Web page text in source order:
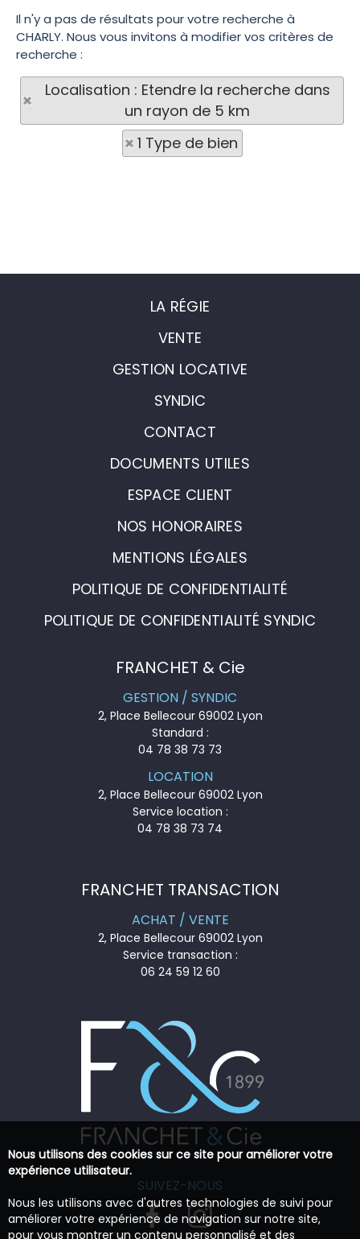
Il n'y a pas de résultats pour votre recherche à
CHARLY. Nous vous invitons à modifier vos critères de
recherche :
Localisation : Etendre la recherche dans
un rayon de 5 km
1 Type de bien
LA RÉGIE
VENTE
GESTION LOCATIVE
SYNDIC
CONTACT
DOCUMENTS UTILES
ESPACE CLIENT
NOS HONORAIRES
MENTIONS LÉGALES
POLITIQUE DE CONFIDENTIALITÉ
POLITIQUE DE CONFIDENTIALITÉ SYNDIC
FRANCHET & Cie
GESTION / SYNDIC
2, Place Bellecour 69002 Lyon
Standard :
04 78 38 73 73
LOCATION
2, Place Bellecour 69002 Lyon
Service location :
04 78 38 73 74
FRANCHET TRANSACTION
ACHAT / VENTE
2, Place Bellecour 69002 Lyon
Service transaction :
06 24 59 12 60
SUIVEZ-NOUS
Nous utilisons des cookies sur ce site pour améliorer votre
expérience utilisateur.
Nous les utilisons avec d'autres technologies de suivi pour
améliorer votre expérience de navigation sur notre site,
pour vous montrer un contenu personnalisé et des